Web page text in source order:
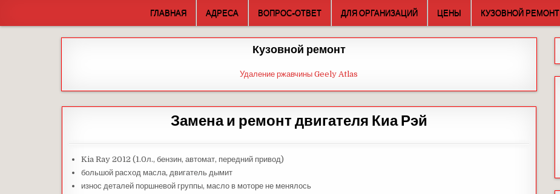
content
ГЛАВНАЯ АДРЕСА ВОПРОС-ОТВЕТ ДЛЯ ОРГАНИЗАЦИЙ ЦЕНЫ КУЗОВНОЙ РЕМОНТ
Кузовной ремонт
Удаление ржавчины Geely Atlas
Замена и ремонт двигателя Киа Рэй
Kia Ray 2012 (1.0л., бензин, автомат, передний привод)
большой расход масла, двигатель дымит
износ деталей поршневой группы, масло в моторе не менялось